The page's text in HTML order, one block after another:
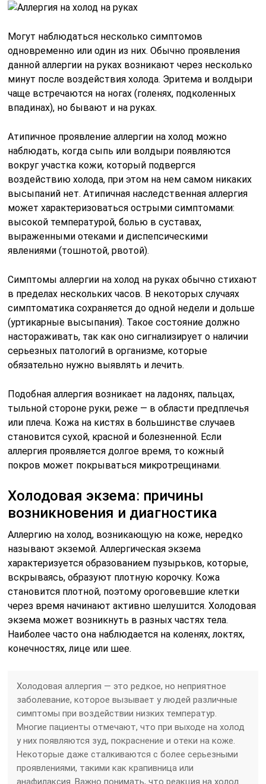
Могут наблюдаться несколько симптомов
одновременно или один из них. Обычно проявления
данной аллергии на руках возникают через несколько
минут после воздействия холода. Эритема и волдыри
чаще встречаются на ногах (голенях, подколенных
впадинах), но бывают и на руках.
Атипичное проявление аллергии на холод можно
наблюдать, когда сыпь или волдыри появляются
вокруг участка кожи, который подвергся
воздействию холода, при этом на нем самом никаких
высыпаний нет. Атипичная наследственная аллергия
может характеризоваться острыми симптомами:
высокой температурой, болью в суставах,
выраженными отеками и диспепсическими
явлениями (тошнотой, рвотой).
Симптомы аллергии на холод на руках обычно стихают
в пределах нескольких часов. В некоторых случаях
симптоматика сохраняется до одной недели и дольше
(уртикарные высыпания). Такое состояние должно
настораживать, так как оно сигнализирует о наличии
серьезных патологий в организме, которые
обязательно нужно выявлять и лечить.
Подобная аллергия возникает на ладонях, пальцах,
тыльной стороне руки, реже — в области предплечья
или плеча. Кожа на кистях в большинстве случаев
становится сухой, красной и болезненной. Если
аллергия проявляется долгое время, то кожный
покров может покрываться микротрещинами.
Холодовая экзема: причины
возникновения и диагностика
Аллергию на холод, возникающую на коже, нередко
называют экземой. Аллергическая экзема
характеризуется образованием пузырьков, которые,
вскрываясь, образуют плотную корочку. Кожа
становится плотной, поэтому ороговевшие клетки
через время начинают активно шелушится. Холодовая
экзема может возникнуть в разных частях тела.
Наиболее часто она наблюдается на коленях, локтях,
конечностях, лице или шее.
Холодовая аллергия — это редкое, но неприятное
заболевание, которое вызывает у людей различные
симптомы при воздействии низких температур.
Многие пациенты отмечают, что при выходе на холод
у них появляются зуд, покраснение и отеки на коже.
Некоторые даже сталкиваются с более серьезными
проявлениями, такими как крапивница или
анафилаксия. Важно понимать, что реакция на холод